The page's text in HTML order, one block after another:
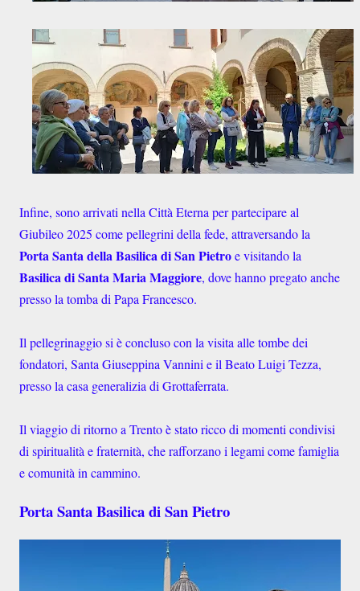
Infine, sono arrivati nella Città Eterna per partecipare al
Giubileo 2025 come pellegrini della fede, attraversando la
Porta Santa della Basilica di San Pietroe visitando la
Basilica di Santa Maria Maggiore, dove hanno pregato anche
presso la tomba di Papa Francesco.
Il pellegrinaggio si è concluso con la visita alle tombe dei
fondatori, Santa Giuseppina Vannini e il Beato Luigi Tezza,
presso la casa generalizia di Grottaferrata.
Il viaggio di ritorno a Trento è stato ricco di momenti condivisi
di spiritualità e fraternità, che rafforzano i legami come famiglia
e comunità in cammino.
Porta Santa Basilica di San Pietro